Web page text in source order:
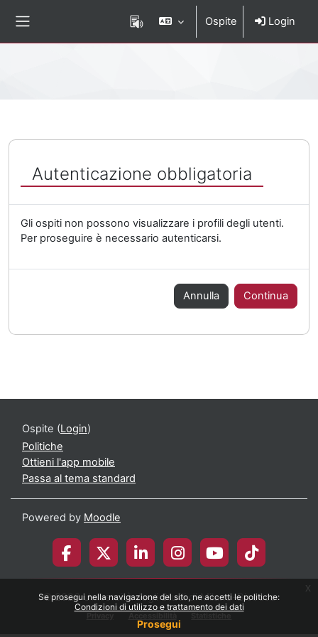
Se prosegui nella navigazione del sito, ne accetti le politiche:
Condizioni di utilizzo e trattamento dei dati
Prosegui
x
Ospite Login
Autenticazione obbligatoria
Gli ospiti non possono visualizzare i profili degli utenti.
Per proseguire è necessario autenticarsi.
Annulla Continua
Ospite (Login)
Politiche
Ottieni l'app mobile
Passa al tema standard
Powered by Moodle
© 2026 Università degli Studi di Milano-Bicocca